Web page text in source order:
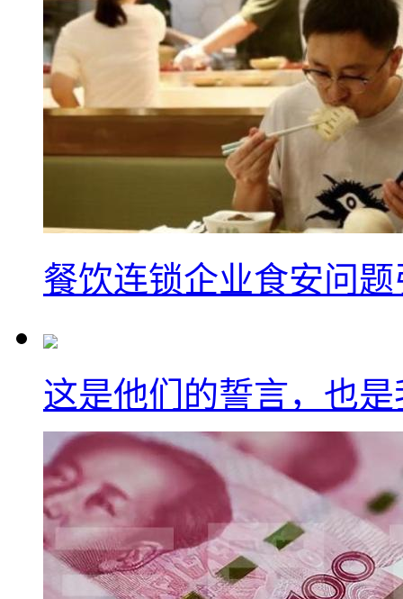
餐饮连锁企业食安问
这是他们的誓言，也